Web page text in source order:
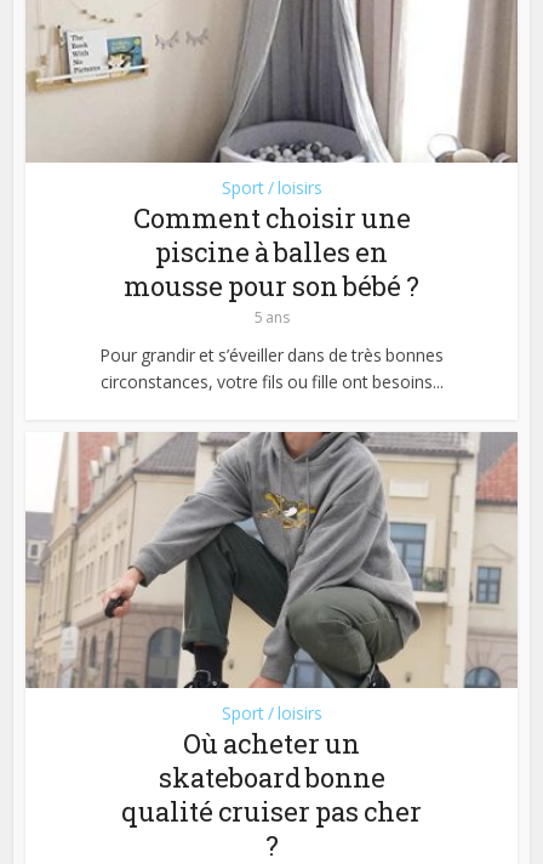
Sport / loisirs
Comment choisir une
piscine à balles en
mousse pour son bébé ?
5 ans
Pour grandir et s’éveiller dans de très bonnes
circonstances, votre fils ou fille ont besoins...
Sport / loisirs
Où acheter un
skateboard bonne
qualité cruiser pas cher
?